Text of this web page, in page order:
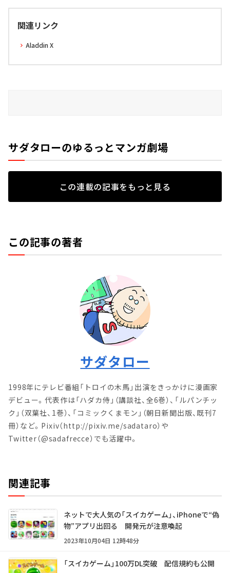
関連リンク
Aladdin X
サダタローのゆるっとマンガ劇場
この連載の記事をもっと見る
この記事の著者
サダタロー
1998年にテレビ番組「トロイの木馬」出演をきっかけに漫画家
デビュー。代表作は「ハダカ侍」（講談社、全6巻）、「ルパンチッ
ク」（双葉社、1巻）、「コミックくまモン」（朝日新聞出版、既刊7
冊）など。Pixiv（http://pixiv.me/sadataro）や
Twitter（@sadafrecce）でも活躍中。
関連記事
ネットで大人気の「スイカゲーム」、iPhoneで“偽
物”アプリ出回る 開発元が注意喚起
2023年10月04日 12時48分
「スイカゲーム」100万DL突破 配信規約も公開